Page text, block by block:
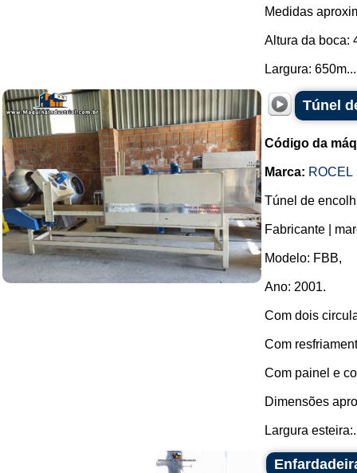
Medidas
Altura da boca:
Largura: 650m...
Túnel
Código da
Marca: ROCEL
Túnel de
Fabricante |
Modelo: FBB,
Ano: 2001.
Com dois
Com
Com painel e
Dimensões
Largura